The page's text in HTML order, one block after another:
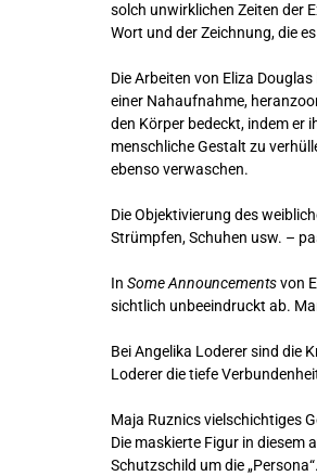
solch unwirklichen Zeiten der
Wort und der Zeichnung, die
Die Arbeiten von Eliza
einer Nahaufnahme,
den Körper bedeckt, indem er
menschliche Gestalt zu
ebenso verwaschen.
Die Objektivierung des
Strümpfen, Schuhen usw. –
In Some Announcementsvon
sichtlich unbeeindruckt ab.
Bei Angelika Loderer sind die
Loderer die tiefe
Maja Ruznics vielschichtiges
Die maskierte Figur in diesem
Schutzschild um die